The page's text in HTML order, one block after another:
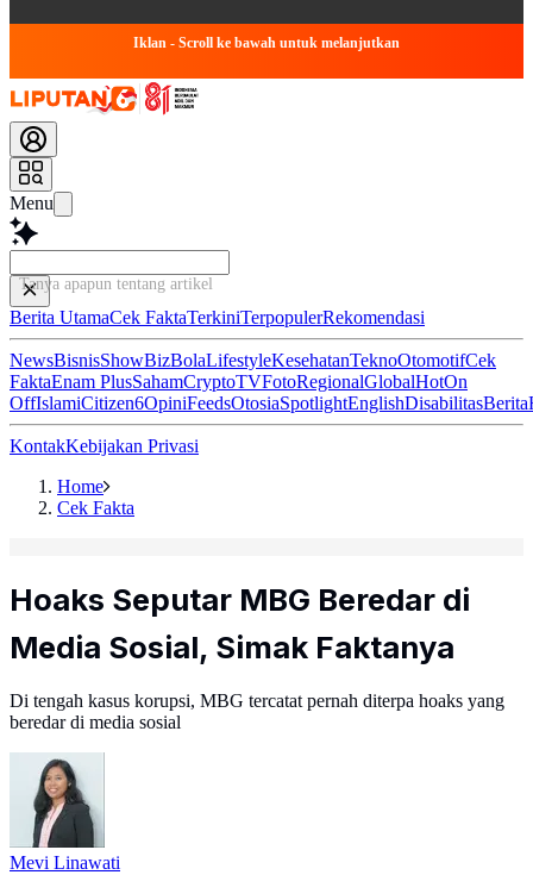
Iklan - Scroll ke bawah untuk melanjutkan
Menu
Tanya apapun tentang artikel ini...
Berita UtamaCek FaktaTerkiniTerpopulerRekomendasi
NewsBisnisShowBizBolaLifestyleKesehatanTeknoOtomotifCek
FaktaEnam PlusSahamCryptoTVFotoRegionalGlobalHotOn
OffIslamiCitizen6OpiniFeedsOtosiaSpotlightEnglishDisabilitasBerita
KontakKebijakan Privasi
Home
Cek Fakta
Hoaks Seputar MBG Beredar di
Media Sosial, Simak Faktanya
Di tengah kasus korupsi, MBG tercatat pernah diterpa hoaks yang
beredar di media sosial
Mevi Linawati